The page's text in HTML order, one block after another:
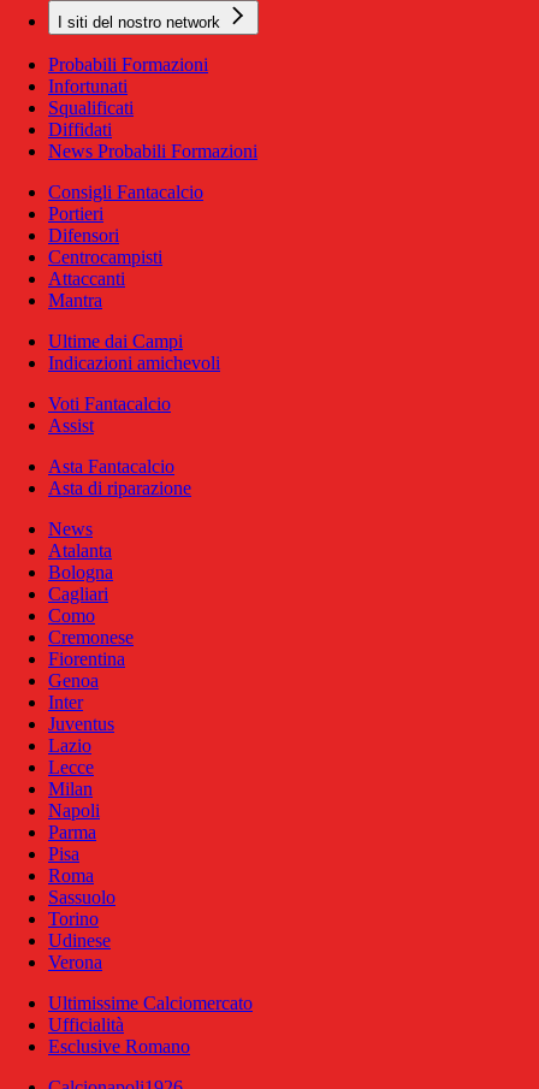
I siti del nostro network
Probabili Formazioni
Infortunati
Squalificati
Diffidati
News Probabili Formazioni
Consigli Fantacalcio
Portieri
Difensori
Centrocampisti
Attaccanti
Mantra
Ultime dai Campi
Indicazioni amichevoli
Voti Fantacalcio
Assist
Asta Fantacalcio
Asta di riparazione
News
Atalanta
Bologna
Cagliari
Como
Cremonese
Fiorentina
Genoa
Inter
Juventus
Lazio
Lecce
Milan
Napoli
Parma
Pisa
Roma
Sassuolo
Torino
Udinese
Verona
Ultimissime Calciomercato
Ufficialità
Esclusive Romano